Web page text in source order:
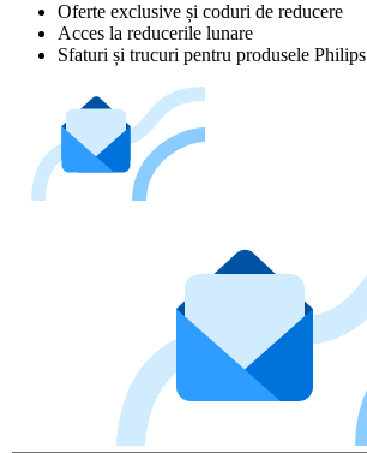
Oferte exclusive și coduri de reducere
Acces la reducerile lunare
Sfaturi și trucuri pentru produsele Philips